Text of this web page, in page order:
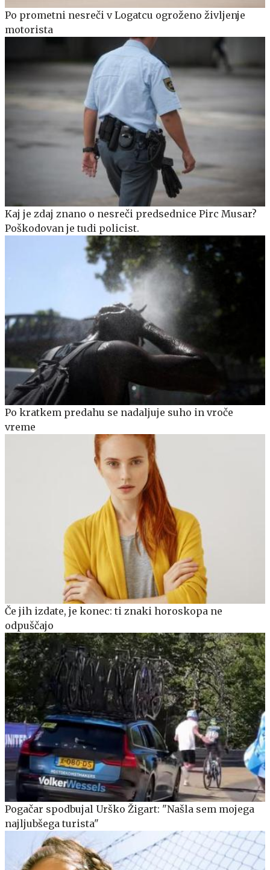
Po prometni nesreči v Logatcu ogroženo življenje
motorista
Kaj je zdaj znano o nesreči predsednice Pirc Musar?
Poškodovan je tudi policist.
Po kratkem predahu se nadaljuje suho in vroče
vreme
Če jih izdate, je konec: ti znaki horoskopa ne
odpuščajo
Pogačar spodbujal Urško Žigart: "Našla sem mojega
najljubšega turista"